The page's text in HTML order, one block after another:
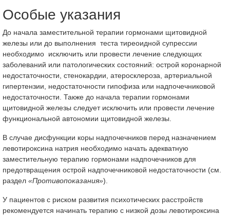
Особые указания
До начала заместительной терапии гормонами щитовидной
железы или до выполнения теста тиреоидной супрессии
необходимо исключить или провести лечение следующих
заболеваний или патологических состояний: острой коронарной
недостаточности, стенокардии, атеросклероза, артериальной
гипертензии, недостаточности гипофиза или надпочечниковой
недостаточности. Также до начала терапии гормонами
щитовидной железы следует исключить или провести лечение
функциональной автономии щитовидной железы.
В случае дисфункции коры надпочечников перед назначением
левотироксина натрия необходимо начать адекватную
заместительную терапию гормонами надпочечников для
предотвращения острой надпочечниковой недостаточности (см.
раздел «Противопоказания»).
У пациентов с риском развития психотических расстройств
рекомендуется начинать терапию с низкой дозы левотироксина